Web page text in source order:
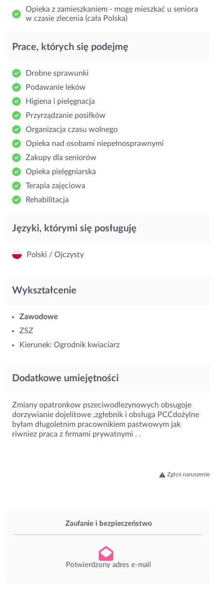
Zaufanie i bezpieczeństwo
Potwierdzony adres e-mail
Opieka z zamieszkaniem - mogę mieszkać u seniora
w czasie zlecenia (cała Polska)
Prace, których się podejmę
Drobne sprawunki
Podawanie leków
Higiena i pielęgnacja
Przyrządzanie posiłków
Organizacja czasu wolnego
Opieka nad osobami niepełnosprawnymi
Zakupy dla seniorów
Opieka pielęgniarska
Terapia zajęciowa
Rehabilitacja
Języki, którymi się posługuję
Polski / Ojczysty
Wykształcenie
Zawodowe
ZSZ
Kierunek: Ogrodnik kwiaciarz
Dodatkowe umiejętności
Zmiany opatronkow pszeciwodlezynowych obsugoje
dorzywianie dojelitowe ,zgłebnik i obsługa PCCdożylne
byłam długoletnim pracownikiem pastwowym jak
riwniez praca z firmami prywatnymi . .
Zgłoś naruszenie